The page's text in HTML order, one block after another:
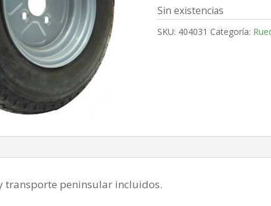
Sin existencias
SKU: 404031 Categoría:
transporte peninsular incluidos.